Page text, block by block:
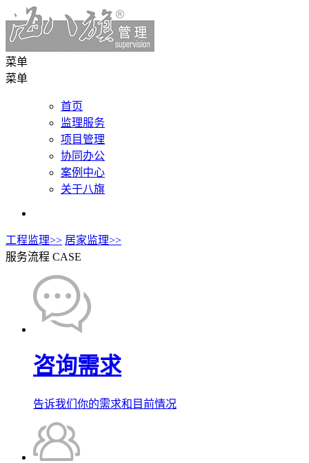
菜单
菜单
首页
监理服务
项目管理
协同办公
案例中心
关于八旗
工程监理>> 居家监理>>
服务流程 CASE
咨询需求
告诉我们你的需求和目前情况